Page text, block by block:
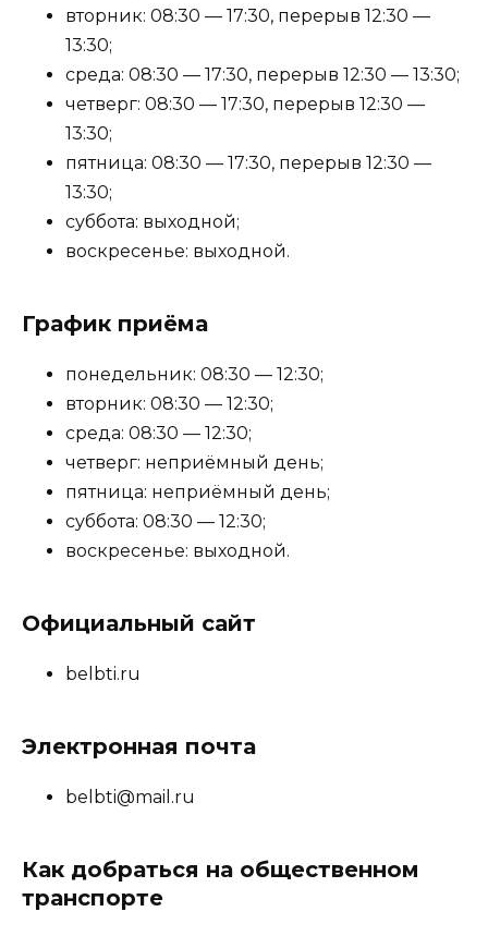
вторник: 08:30 — 17:30, перерыв 12:30 —
13:30;
среда: 08:30 — 17:30, перерыв 12:30 — 13:30;
четверг: 08:30 — 17:30, перерыв 12:30 —
13:30;
пятница: 08:30 — 17:30, перерыв 12:30 —
13:30;
суббота: выходной;
воскресенье: выходной.
График приёма
понедельник: 08:30 — 12:30;
вторник: 08:30 — 12:30;
среда: 08:30 — 12:30;
четверг: неприёмный день;
пятница: неприёмный день;
суббота: 08:30 — 12:30;
воскресенье: выходной.
Официальный сайт
belbti.ru
Электронная почта
belbti@mail.ru
Как добраться на общественном
транспорте